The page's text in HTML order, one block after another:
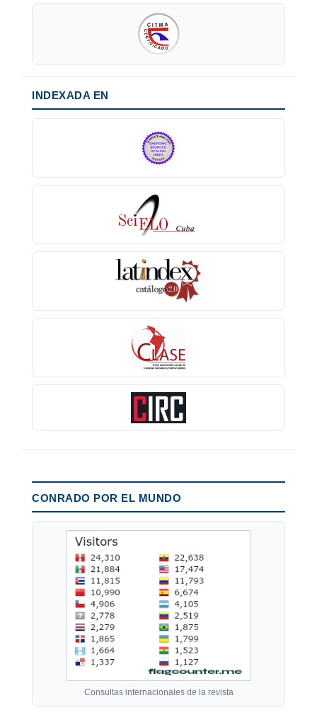
INDEXADA EN
CONRADO POR EL MUNDO
Consultas internacionales de la revista